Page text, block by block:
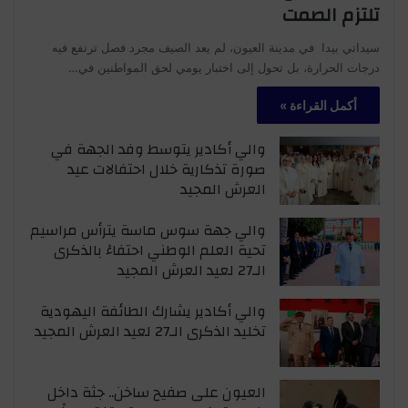
تلتزم الصمت
سيداتي بيدا في مدينة العيون، لم يعد الصيف مجرد فصل ترتفع فيه
درجات الحرارة، بل تحول إلى اختبار يومي لحق المواطنين في…
أكمل القراءة »
والي أكادير يتوسط وفد الجهة في
صورة تذكارية خلال احتفالات عيد
العرش المجيد
والي جهة سوس ماسة يترأس مراسيم
تحية العلم الوطني احتفاءً بالذكرى
الـ27 لعيد العرش المجيد
والي أكادير يشارك الطائفة اليهودية
تخليد الذكرى الـ27 لعيد العرش المجيد
العيون على صفيح ساخن.. جثة داخل